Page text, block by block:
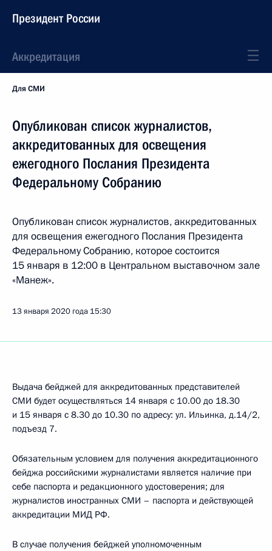
Президент России
Аккредитация
Для СМИ
Опубликован список журналистов,
аккредитованных для освещения
ежегодного Послания Президента
Федеральному Собранию
Опубликован список журналистов, аккредитованных
для освещения ежегодного Послания Президента
Федеральному Собранию, которое состоится
15 января в 12:00 в Центральном выставочном зале
«Манеж».
13 января 2020 года 15:30
Выдача бейджей для аккредитованных представителей
СМИ будет осуществляться 14 января с 10.00 до 18.30
и 15 января с 8.30 до 10.30 по адресу: ул. Ильинка, д.14/2,
подъезд 7.
Обязательным условием для получения аккредитационного
бейджа российскими журналистами является наличие при
себе паспорта и редакционного удостоверения; для
журналистов иностранных СМИ – паспорта и действующей
аккредитации МИД РФ.
В случае получения бейджей уполномоченным